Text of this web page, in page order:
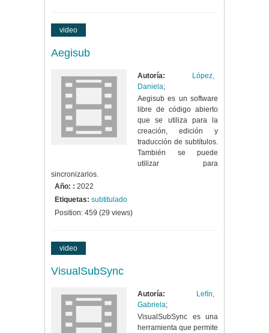
video
Aegisub
Autoría:
López,
Daniela;
Aegisub es un software
libre de código abierto
que se utiliza para la
creación, edición y
traducción de subtítulos.
También se puede
utilizar para
sincronizarlos.
Año: : 2022
Etiquetas: subtitulado
Position: 459 (29 views)
video
VisualSubSync
Autoría:
Lefín,
Gabriela;
VisualSubSync es una
herramienta que permite